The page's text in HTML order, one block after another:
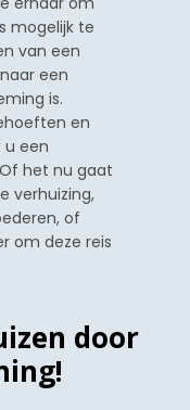
mogelijk te
van een
een
is.
en
u een
het nu gaat
verhuizing,
of
om deze reis
door